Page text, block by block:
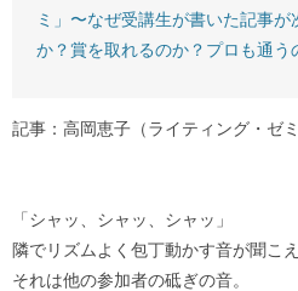
ミ」〜なぜ受講生が書いた記事
か？賞を取れるのか？プロも通う
記事：高岡恵子（ライティング・ゼ
「シャッ、シャッ、シャッ」
隣でリズムよく包丁動かす音が聞こえ
それは他の参加者の砥ぎの音。